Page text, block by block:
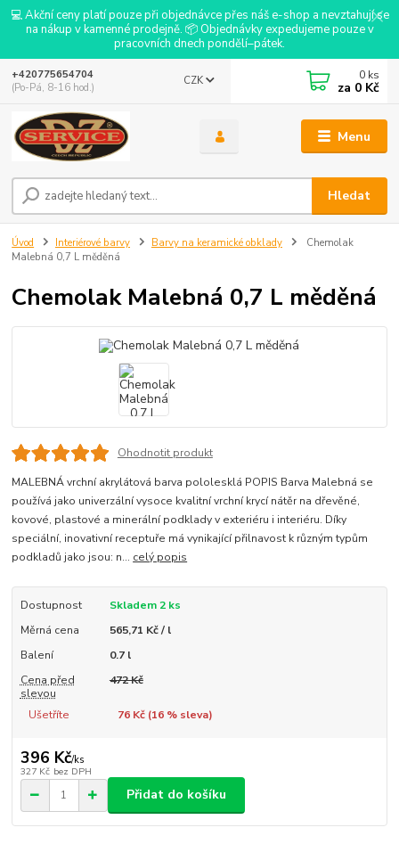
💻 Akční ceny platí pouze při objednávce přes náš e-shop a nevztahují se
na nákup v kamenné prodejně. 📦 Objednávky expedujeme pouze v
pracovních dnech pondělí–pátek.
Menu
CZK
Hledat
+420775654704
(Po-Pá, 8-16 hod.)
0 ks
za 0 Kč
Úvod Interiérové barvy Barvy na keramické obklady
Chemolak
Malebná 0,7 L měděná
Chemolak Malebná 0,7 L měděná
Ohodnotit produkt
MALEBNÁ vrchní akrylátová barva pololesklá POPIS Barva Malebná se
používá jako univerzální vysoce kvalitní vrchní krycí nátěr na dřevěné,
kovové, plastové a minerální podklady v exteriéru i interiéru. Díky
speciální, inovativní receptuře má vynikající přilnavost k různým typům
podkladů jako jsou: n... celý popis
Dostupnost
Skladem 2 ks
Měrná cena
565,71 Kč / l
Balení
0.7 l
Cena před
slevou
472 Kč
Ušetříte 76 Kč (16% sleva)
396 Kč/ks
327 Kč bez DPH
Přidat do košíku